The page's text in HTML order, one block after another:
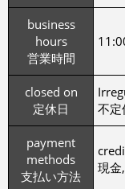
business
hours
営業時間
closed on
定休日
不定
payment
methods
支払い方法
現金